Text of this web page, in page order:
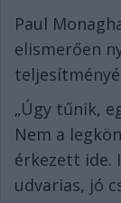
Paul
elismerően
„Úgy tűnik,
Nem a
érkezett ide.
udvarias, jó